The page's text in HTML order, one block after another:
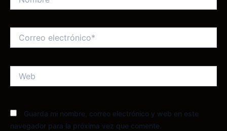
electrónico*
Guarda mi nombre, correo electrónico y web en este
navegador para la próxima vez que comente.